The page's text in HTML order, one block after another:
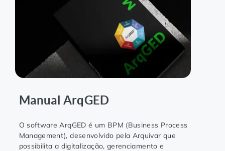
Manual ArqGED
O software ArqGED é um BPM (Business Process
Management), desenvolvido pela Arquivar que
possibilita a digitalização, gerenciamento e